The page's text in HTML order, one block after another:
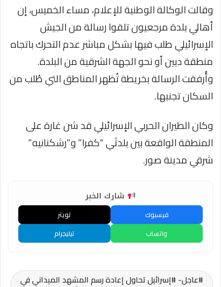
وقالت الوكالة الوطنية للإعلام، مساء الخميس، إن
أهالي بلدة مرجعيون تلقوا رسالة من الجيش
الإسرائيلي طلب فيها بشكل مباشر عدم التحرك باتجاه
منطقة دبين أو نحو الجهة الشرقية من البلدة.
وأُرفقت الرسالة بخريطة تُظهر المناطق التي طُلب من
السكان تجنبها.
وكان الطيران الحربي الإسرائيلي قد شن غارة على
المنطقة الواقعة بين بلدتَي “كفرا” و”رشكنانيه”
شرقي مدينة صور.
شارك الخبر
فيسبوك
تويتر
واتساب
تيليجرام
عاجل- #إسرائيل تحاول إعادة رسم المشهد الميداني في